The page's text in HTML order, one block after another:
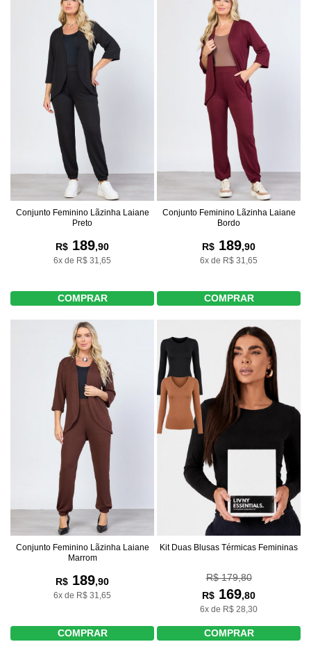
Conjunto Feminino Lãzinha Laiane
Preto
R$ 189,90
6x de R$ 31,65
COMPRAR
Conjunto Feminino Lãzinha Laiane
Bordo
R$ 189,90
6x de R$ 31,65
COMPRAR
Conjunto Feminino Lãzinha Laiane
Marrom
R$ 189,90
6x de R$ 31,65
COMPRAR
Kit Duas Blusas Térmicas Femininas
R$ 179,80
R$ 169,80
6x de R$ 28,30
COMPRAR